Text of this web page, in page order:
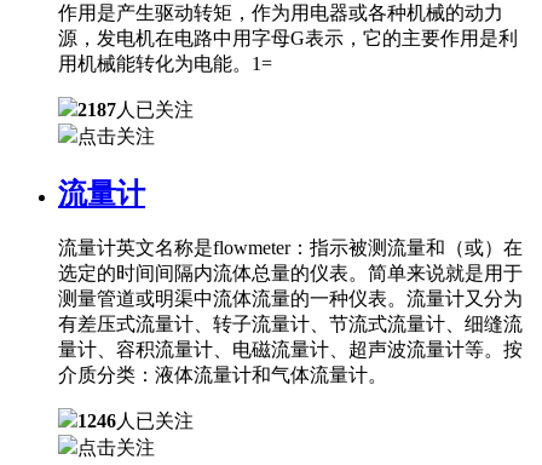
作用是产生驱动转矩，作为用电器或各种机械的动力
源，发电机在电路中用字母G表示，它的主要作用是利
用机械能转化为电能。1=
2187人已关注
点击关注
流量计
流量计英文名称是flowmeter：指示被测流量和（或）在
选定的时间间隔内流体总量的仪表。简单来说就是用于
测量管道或明渠中流体流量的一种仪表。流量计又分为
有差压式流量计、转子流量计、节流式流量计、细缝流
量计、容积流量计、电磁流量计、超声波流量计等。按
介质分类：液体流量计和气体流量计。
1246人已关注
点击关注